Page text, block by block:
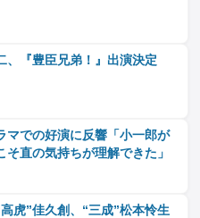
、『豊臣兄弟！』出演決定
マでの好演に反響「小一郎が
そ直の気持ちが理解できた」
高虎”佳久創、“三成”松本怜生